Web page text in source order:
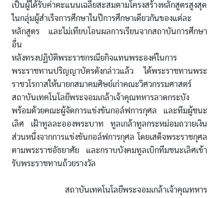
เป็นผู้ได้รับค่าคะแนนเฉลี่ยสะสมตามโครงสร้างหลักสูตรสูงสุด
ในกลุ่มผู้สำเร็จการศึกษาในปีการศึกษาเดียวกันของแต่ละ
หลักสูตร และไม่เทียบโอนผลการเรียนจากสถาบันการศึกษา
อื่น
หลังทรงปฏิบัติพระราชกรณียกิจแทนพระองค์ในการ
พระราชทานปริญญาบัตรดังกล่าวแล้ว ได้พระราชทานพระ
ราชวโรกาสให้นายกสมาคมศิษย์เก่าคณะวิศวกรรมศาสตร์
สถาบันเทคโนโลยีพระจอมเกล้าเจ้าคุณทหารลาดกระบัง
พร้อมด้วยคณะผู้จัดการแข่งขันกอล์ฟการกุศล และทีมผู้ชนะ
เลิศ เฝ้าทูลละอองพระบาท ทูลเกล้าทูลกระหม่อมถวายเงิน
ส่วนหนึ่งจากการแข่งขันกอล์ฟการกุศล โดยเสด็จพระราชกุศล
ตามพระราชอัธยาศัย และกราบบังคมทูลเบิกทีมชนะเลิศเข้า
รับพระราชทานถ้วยรางวัล
สถาบันเทคโนโลยีพระจอมเกล้าเจ้าคุณทหาร